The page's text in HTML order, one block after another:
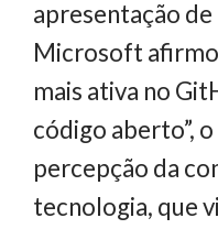
apresentação
Microsoft
mais ativa no
código aberto”,
percepção da
tecnologia, que